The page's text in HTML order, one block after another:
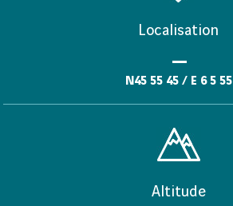
Localisation
N45 55 45 / E 6 5 55
Altitude